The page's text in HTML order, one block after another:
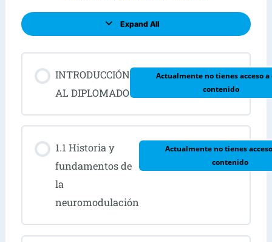
Expand All
INTRODUCCIÓN
AL DIPLOMADO
Actualmente no tienes acceso a
contenido
1.1 Historia y
fundamentos de
la
neuromodulación
Actualmente no tienes
contenido